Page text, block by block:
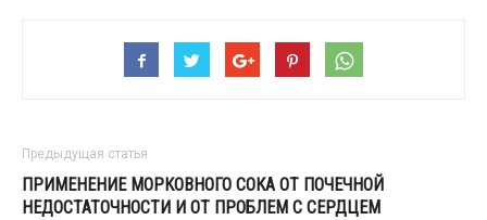
Предыдущая статья
ПРИМЕНЕНИЕ МОРКОВНОГО СОКА ОТ ПОЧЕЧНОЙ
НЕДОСТАТОЧНОСТИ И ОТ ПРОБЛЕМ С СЕРДЦЕМ